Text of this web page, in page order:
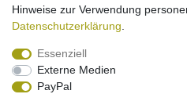
Impressum
Hinweise zur Verwendung
Daten­schutz­erklärung
Essenziell
Externe Medien
PayPal